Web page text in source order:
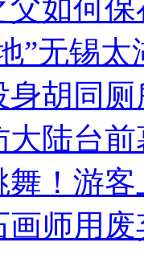
父如何
”无锡
胡同
陆台
！游客
师用